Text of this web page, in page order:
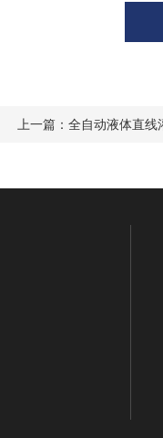
上一篇： 全自动液体直线